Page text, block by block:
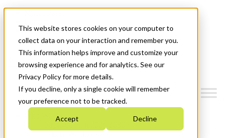
This website stores cookies on your computer to
collect data on your interaction and remember you.
This information helps improve and customize your
browsing experience and for analytics. See our
Privacy Policy for more details.
If you decline, only a single cookie will remember
your preference not to be tracked.
Accept Decline
News & Events
Get Started
Menu
Who We Are
Strategic Plan 2026-2030